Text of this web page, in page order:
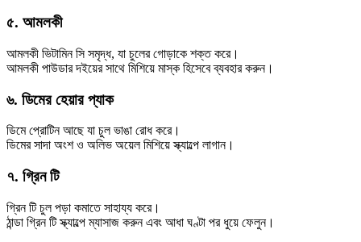
৫. আমলকী
আমলকী ভিটামিন সি সমৃদ্ধ, যা চুলের গোড়াকে শক্ত করে।
আমলকী পাউডার দইয়ের সাথে মিশিয়ে মাস্ক হিসেবে ব্যবহার করুন।
৬. ডিমের হেয়ার প্যাক
ডিমে প্রোটিন আছে যা চুল ভাঙা রোধ করে।
ডিমের সাদা অংশ ও অলিভ অয়েল মিশিয়ে স্ক্যাল্পে লাগান।
৭. গ্রিন টি
গ্রিন টি চুল পড়া কমাতে সাহায্য করে।
ঠান্ডা গ্রিন টি স্ক্যাল্পে ম্যাসাজ করুন এবং আধা ঘণ্টা পর ধুয়ে ফেলুন।